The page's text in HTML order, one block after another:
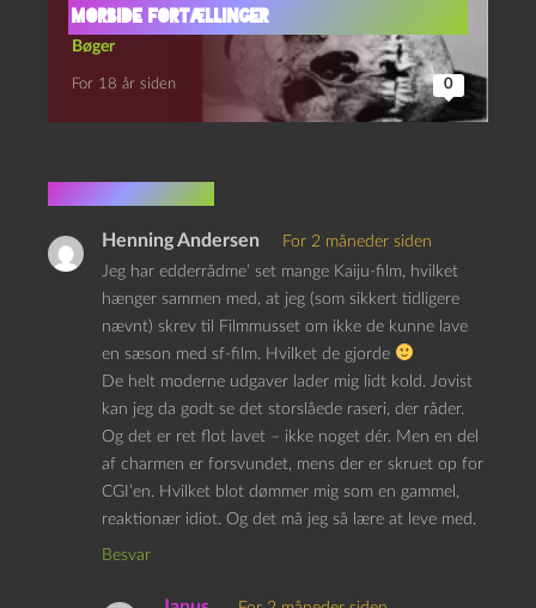
morbide fortællinger
Bøger
For 18 år siden 0
2 kommentarer
Henning Andersen
For 2 måneder siden
Jeg har edderrådme’ set mange Kaiju-film, hvilket
hænger sammen med, at jeg (som sikkert tidligere
nævnt) skrev til Filmmusset om ikke de kunne lave
en sæson med sf-film. Hvilket de gjorde
De helt moderne udgaver lader mig lidt kold. Jovist
kan jeg da godt se det storslåede raseri, der råder.
Og det er ret flot lavet – ikke noget dér. Men en del
af charmen er forsvundet, mens der er skruet op for
CGI’en. Hvilket blot dømmer mig som en gammel,
reaktionær idiot. Og det må jeg så lære at leve med.
Besvar